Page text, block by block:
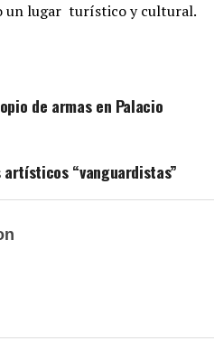
un lugar turístico y cultural.
de armas en Palacio
“vanguardistas”